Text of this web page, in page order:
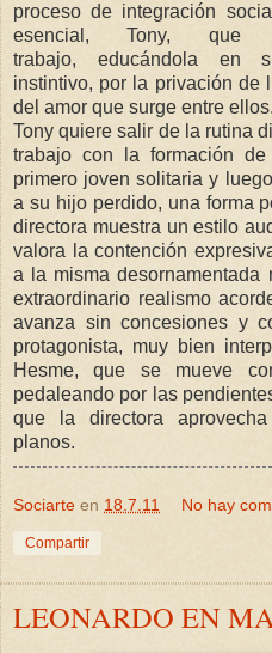
proceso de integración
esencial, Tony,
trabajo, educándola en
instintivo, por la privación de
del amor que surge entre ellos.
Tony quiere salir de la rutina
trabajo con la formación
primero joven solitaria y
a su hijo perdido, una forma
directora muestra un estilo
valora la contención
a la misma desornamentada
extraordinario realismo
avanza sin concesiones y
protagonista, muy bien
Hesme, que se mueve
pedaleando por las
que la directora
planos.
Sociarte en 18.7.11 No hay
Compartir
LEONARDO EN